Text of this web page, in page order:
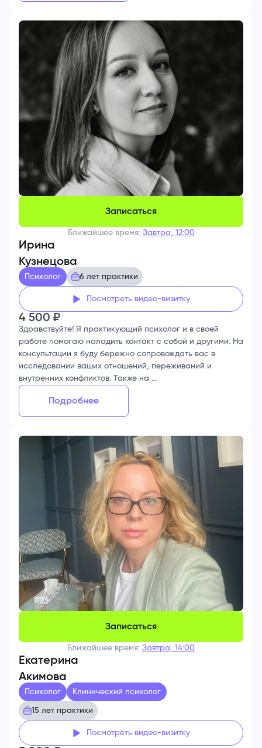
Записаться
Ближайшее время: Завтра, 12:00
Ирина
Кузнецова
Психолог 6 лет практики
Посмотреть видео-визитку
4 500 ₽
Здравствуйте! Я практикующий психолог и в своей
работе помогаю наладить контакт с собой и другими. На
консультации я буду бережно сопровождать вас в
исследовании ваших отношений, переживаний и
внутренних конфликтов. Также на ...
Подробнее
Записаться
Ближайшее время: Завтра, 14:00
Екатерина
Акимова
Психолог Клинический психолог
15 лет практики
Посмотреть видео-визитку